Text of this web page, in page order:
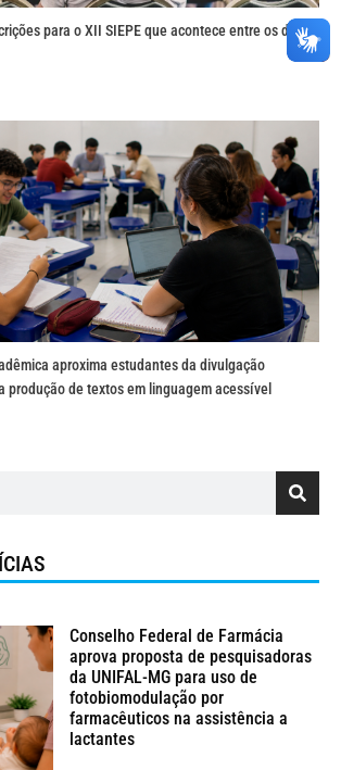
para o XII SIEPE que acontece entre os dias
aproxima estudantes da divulgação
produção de textos em linguagem acessível
Conselho Federal de Farmácia
aprova proposta de pesquisadoras
da UNIFAL-MG para uso de
fotobiomodulação por
farmacêuticos na assistência a
lactantes